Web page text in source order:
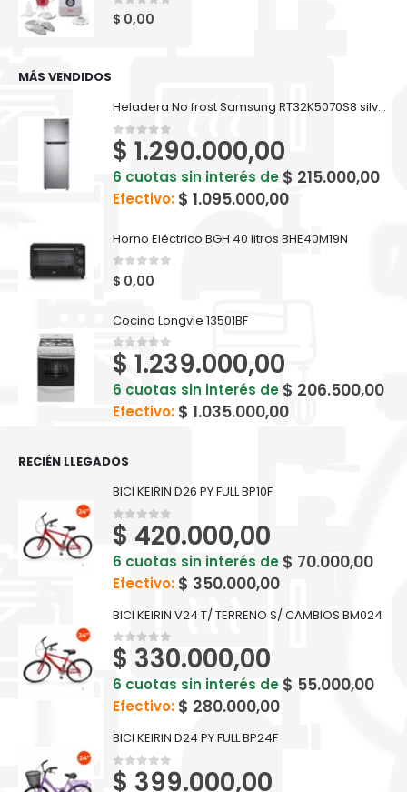
0 out of 5
$ 0,00
MÁS VENDIDOS
Heladera No frost Samsung RT32K5070S8 silver inox 321 L
0out of 5
$ 1.290.000,00
6 cuotas sin interés de $ 215.000,00
Efectivo: $ 1.095.000,00
Horno Eléctrico BGH 40 litros BHE40M19N
0 out of 5
$ 0,00
Cocina Longvie 13501BF
0out of 5
$ 1.239.000,00
6 cuotas sin interés de $ 206.500,00
Efectivo: $ 1.035.000,00
RECIÉN LLEGADOS
BICI KEIRIN D26 PY FULL BP10F
0out of 5
$ 420.000,00
6 cuotas sin interés de $ 70.000,00
Efectivo: $ 350.000,00
BICI KEIRIN V24 T/ TERRENO S/ CAMBIOS BM024
0out of 5
$ 330.000,00
6 cuotas sin interés de $ 55.000,00
Efectivo: $ 280.000,00
BICI KEIRIN D24 PY FULL BP24F
0out of 5
$ 399.000,00